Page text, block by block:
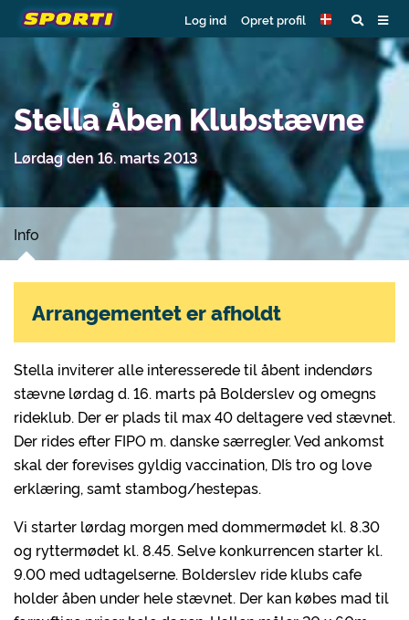
Log ind Opret profil
Stella Åben Klubstævne
Lørdag den 16. marts 2013
Info
Stella inviterer alle interesserede til åbent indendørs
stævne lørdag d. 16. marts på Bolderslev og omegns
rideklub. Der er plads til max 40 deltagere ved stævnet.
Der rides efter FIPO m. danske særregler. Ved ankomst
skal der forevises gyldig vaccination, DI´s tro og love
erklæring, samt stambog/hestepas.
Vi starter lørdag morgen med dommermødet kl. 8.30
og ryttermødet kl. 8.45. Selve konkurrencen starter kl.
9.00 med udtagelserne. Bolderslev ride klubs cafe
holder åben under hele stævnet. Der kan købes mad til
Arrangementet er afholdt